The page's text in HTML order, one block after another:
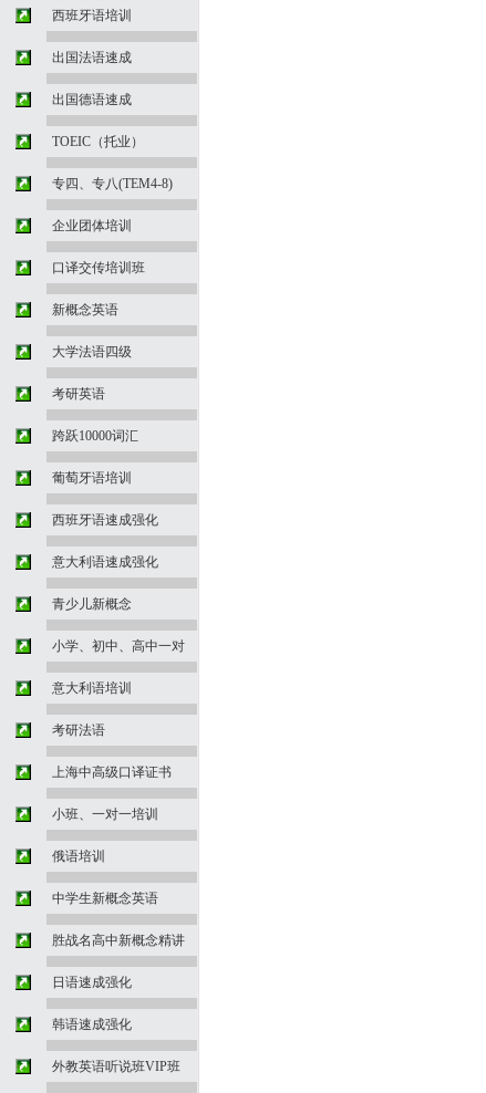
西班牙语培训
出国法语速成
出国德语速成
TOEIC（托业）
专四、专八(TEM4-8)
企业团体培训
口译交传培训班
新概念英语
大学法语四级
考研英语
跨跃10000词汇
葡萄牙语培训
西班牙语速成强化
意大利语速成强化
青少儿新概念
小学、初中、高中一对
意大利语培训
考研法语
上海中高级口译证书
小班、一对一培训
俄语培训
中学生新概念英语
胜战名高中新概念精讲
日语速成强化
韩语速成强化
外教英语听说班VIP班